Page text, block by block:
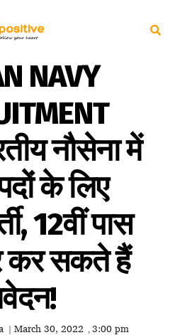
NAVY
नौसेना में
के लिए
12वीं पास
कर सकते हैं
| March 30, 2022 , 3:00 pm